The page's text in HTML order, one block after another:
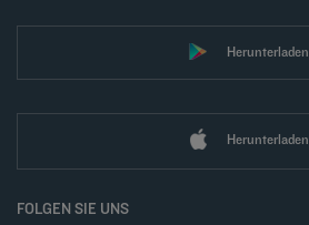
Herunterladen
Herunterladen
FOLGEN SIE UNS